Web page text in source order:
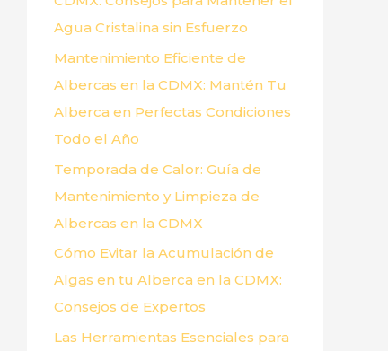
r
:Agua Cristalina sin Esfuerzo
Mantenimiento Eficiente de
Albercas en la CDMX: Mantén Tu
Alberca en Perfectas Condiciones
Todo el Año
Temporada de Calor: Guía de
Mantenimiento y Limpieza de
Albercas en la CDMX
Cómo Evitar la Acumulación de
Algas en tu Alberca en la CDMX:
Consejos de Expertos
Las Herramientas Esenciales para